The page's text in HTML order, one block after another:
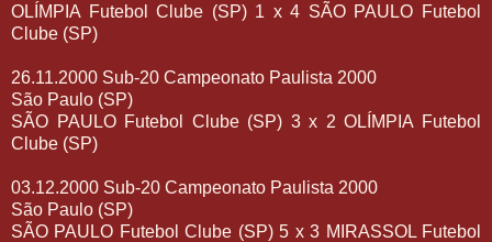
OLÍMPIA Futebol Clube (SP) 1 x 4 SÃO PAULO Futebol
Clube (SP)
26.11.2000 Sub-20 Campeonato Paulista 2000
São Paulo (SP)
SÃO PAULO Futebol Clube (SP) 3 x 2 OLÍMPIA Futebol
Clube (SP)
03.12.2000 Sub-20 Campeonato Paulista 2000
São Paulo (SP)
SÃO PAULO Futebol Clube (SP) 5 x 3 MIRASSOL Futebol